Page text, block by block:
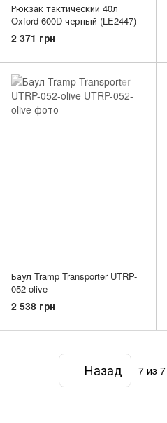
Рюкзак тактический 40л
Oxford 600D черный (LE2447)
2 371 грн
Баул Tramp Transporter UTRP-
052-olive
2 538 грн
Назад 7 из 7